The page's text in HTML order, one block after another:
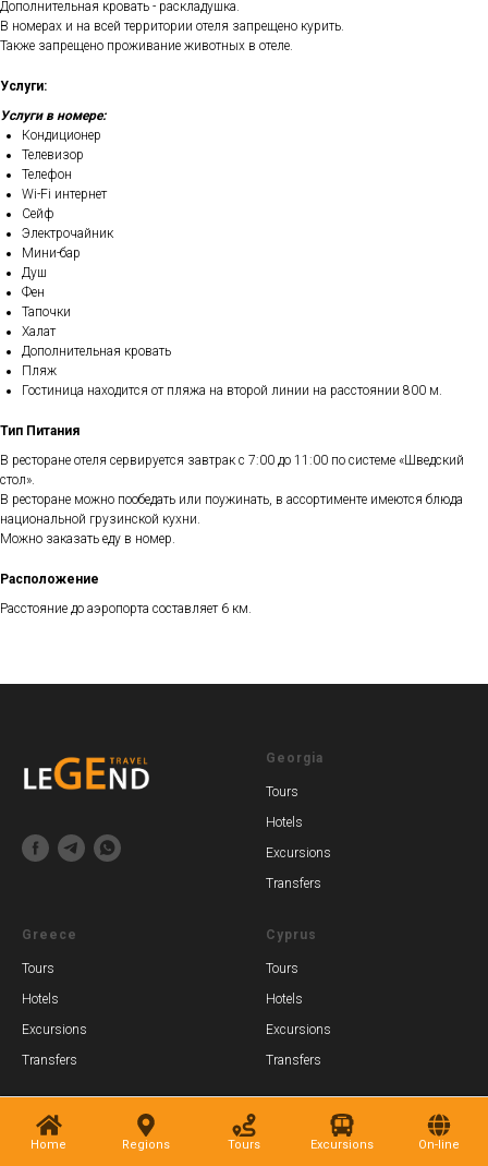
Home Regions Tours Excursions On-line
Дополнительная кровать - раскладушка.
В номерах и на всей территории отеля запрещено курить.
Также запрещено проживание животных в отеле.
Услуги:
Услуги в номере:
Кондиционер
Телевизор
Телефон
Wi-Fi интернет
Сейф
Электрочайник
Мини-бар
Душ
Фен
Тапочки
Халат
Дополнительная кровать
Пляж
Гостиница находится от пляжа на второй линии на расстоянии 800 м.
Тип Питания
В ресторане отеля сервируется завтрак с 7:00 до 11:00 по системе «Шведский
стол».
В ресторане можно пообедать или поужинать, в ассортименте имеются блюда
национальной грузинской кухни.
Можно заказать еду в номер.
Расположение
Расстояние до аэропорта составляет 6 км.
Georgia
Tours
Hotels
Excursions
Transfers
Greece
Tours
Hotels
Excursions
Transfers
Cyprus
Tours
Hotels
Excursions
Transfers